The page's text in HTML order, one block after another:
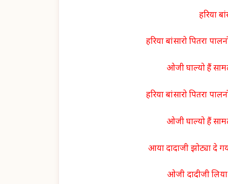
हरिया
हरिया बांसारो पितरा
ओजी घाल्यो हैं
हरिया बांसारो पितरा
ओजी घाल्यो हैं
आया दादाजी झोट्या दे
ओजी दादीजी